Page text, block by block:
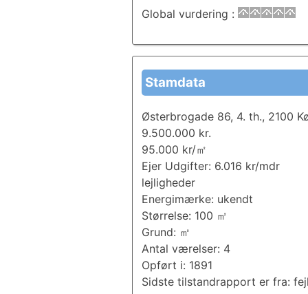
Global vurdering :
Stamdata
Østerbrogade 86, 4. th., 2100
9.500.000 kr.
95.000 kr/㎡
Ejer Udgifter: 6.016 kr/mdr
lejligheder
Energimærke: ukendt
Størrelse: 100 ㎡
Grund: ㎡
Antal værelser: 4
Opført i: 1891
Sidste tilstandrapport er fra: fejl